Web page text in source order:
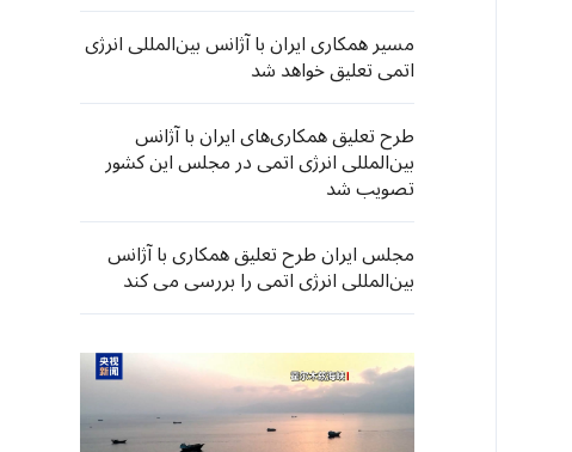
مسیر همکاری ایران با آژانس بین‌المللی انرژی
اتمی تعلیق خواهد شد
طرح تعلیق همکاری‌های ایران با آژانس
بین‌المللی انرژی اتمی در مجلس این کشور
تصویب شد
مجلس ایران طرح تعلیق همکاری با آژانس
بین‌المللی انرژی اتمی را بررسی می کند